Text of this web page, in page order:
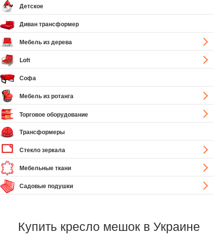
Детское
Диван трансформер
Мебель из дерева
Loft
Софа
Мебель из ротанга
Торговое оборудование
Трансформеры
Стекло зеркала
Мебельные ткани
Садовые подушки
Купить кресло мешок в Украине